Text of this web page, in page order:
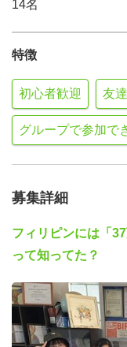
14名
特徴
初心者歓迎 友
グループで参加で
募集詳細
フィリピンには「
って知ってた？